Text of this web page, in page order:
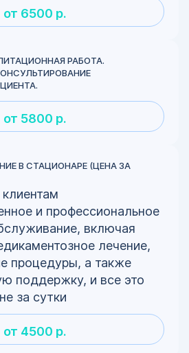
от 6500 р.
РАБОТА.
от 5800 р.
В СТАЦИОНАРЕ (ЦЕНА ЗА
и профессиональное
включая
лечение,
процедуры, а также
поддержку, и все это
за сутки
от 4500 р.